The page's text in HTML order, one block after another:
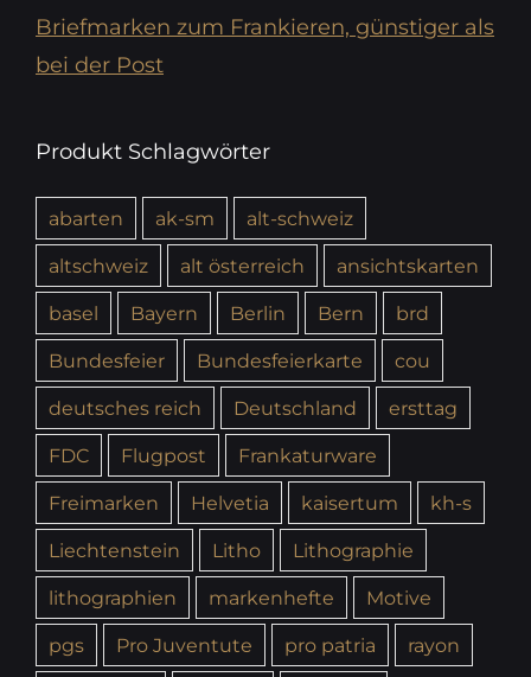
Briefmarken zum Frankieren, günstiger als
bei der Post
Produkt Schlagwörter
abarten ak-sm
alt-schweiz
altschweiz
alt österreich
ansichtskarten
basel
Bayern Berlin Bern
brd
Bundesfeier
Bundesfeierkarte
cou
deutsches reich
Deutschland
ersttag
FDC
Flugpost
Frankaturware
Freimarken
Helvetia kaisertum
kh-s
Liechtenstein
Litho
Lithographie
lithographien
markenhefte
Motive
pgs
Pro Juventute pro patria
rayon